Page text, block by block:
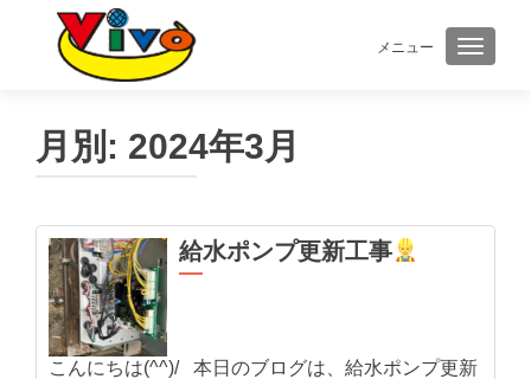
メニュー ナビゲ
月別: 2024年3月
給水ポンプ更新工事
こんにちは(^^)/ 本日のブログは、給水ポンプ更新